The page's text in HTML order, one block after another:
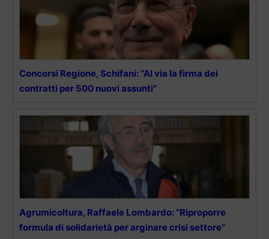
Concorsi Regione, Schifani: “Al via la firma dei
contratti per 500 nuovi assunti”
Agrumicoltura, Raffaele Lombardo: “Riproporre
formula di solidarietà per arginare crisi settore”